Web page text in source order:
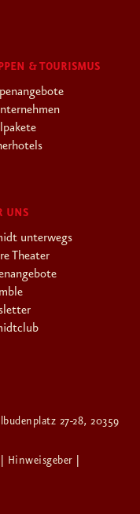
& TOURISMUS
UNS
unterwegs
Theater
27-28, 20359
| Hinweisgeber